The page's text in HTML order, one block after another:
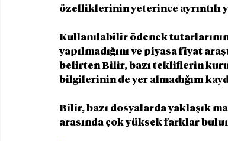
özelliklerinin yeterince ayrıntılı
Kullanılabilir ödenek
yapılmadığını ve piyasa fiyat
belirten Bilir, bazı tekliflerin
bilgilerinin de yer almadığını
Bilir, bazı dosyalarda yaklaşık
arasında çok yüksek farklar